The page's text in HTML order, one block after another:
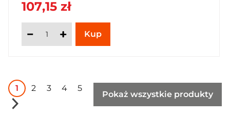
107,15 zł
1 2 3 4 5
Pokaż wszystkie produkty